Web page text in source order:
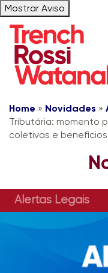
Mostrar Aviso
Home » Novidades »
Tributária: momento
coletivas e
Alertas Legais